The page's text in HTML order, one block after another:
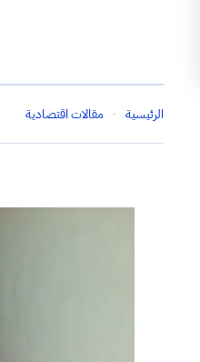
الرئيسية مقالات اقتصادية